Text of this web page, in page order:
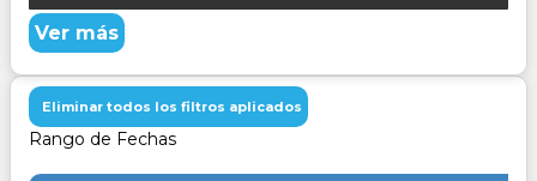
Ver más
Eliminar todos los filtros aplicados
Rango de Fechas